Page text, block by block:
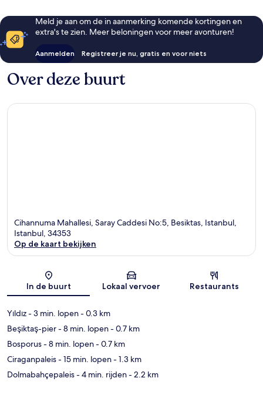
Meld je aan om de in aanmerking komende kortingen en
extra's te zien. Meer beloningen voor meer avonturen!
Aanmelden Registreer je nu, gratis en voor niets
Over deze buurt
Cihannuma Mahallesi, Saray Caddesi No:5, Besiktas, Istanbul,
Istanbul, 34353
Op de kaart bekijken
In de buurt Lokaal vervoer Restaurants
Yıldız- 3 min. lopen- 0.3 km
Beşiktaş-pier- 8 min. lopen- 0.7 km
Bosporus- 8 min. lopen- 0.7 km
Ciraganpaleis- 15 min. lopen- 1.3 km
Dolmabahçepaleis- 4 min. rijden- 2.2 km